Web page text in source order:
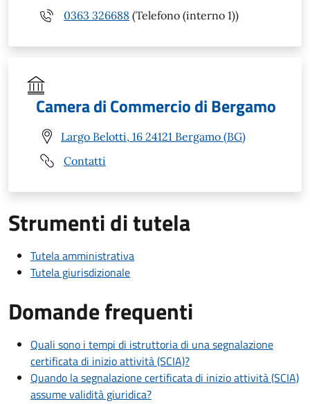
0363 326688 (Telefono (interno 1))
Camera di Commercio di Bergamo
Largo Belotti, 16 24121 Bergamo (BG)
Contatti
Strumenti di tutela
Tutela amministrativa
Tutela giurisdizionale
Domande frequenti
Quali sono i tempi di istruttoria di una segnalazione
certificata di inizio attività (SCIA)?
Quando la segnalazione certificata di inizio attività (SCIA)
assume validità giuridica?